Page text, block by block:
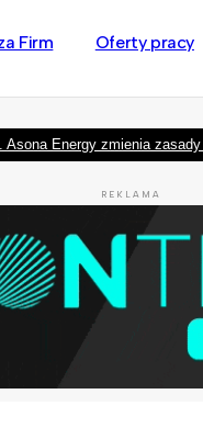
Firm Oferty pracy
Energy zmienia
REKLAMA